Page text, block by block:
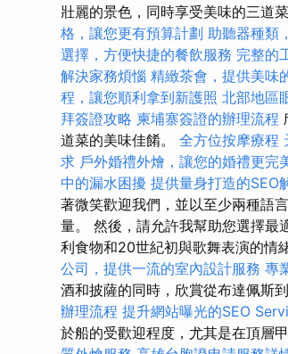
壯麗的景色，同時享受美味的三道
格，讓您更有預算計劃 助聽器種類
選擇，方便快捷的餐飲服務 完整的
解決家務煩惱 精緻茶會，提供美味
程，讓您順利拿到新護照 北部地區
拜簽證攻略 柬埔寨簽證的辦理流程
道菜的美味佳餚。 全方位按摩療程
求 戶外婚禮外燴，讓您的婚禮更完
中的漏水困擾 提供量身打造的SEO
著微笑歡迎我們，並以至少兩種語
量。 然後，請允許我幫助您選擇最
利食物和20世紀初與歌舞表演的情
公司，提供一流的室內設計服務 專
酒和披薩的同時，欣賞從布達佩斯
辦理流程 提升網站曝光的SEO
於船的受歡迎程度，尤其是在頂層